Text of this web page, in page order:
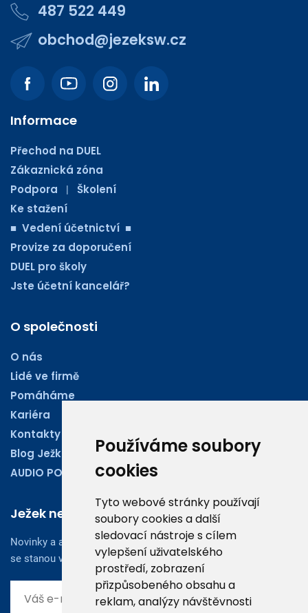
Používáme soubory
cookies
Tyto webové stránky používají
soubory cookies a další
sledovací nástroje s cílem
vylepšení uživatelského
prostředí, zobrazení
přizpůsobeného obsahu a
reklam, analýzy návštěvnosti
487 522 449
obchod@jezeksw.cz
Informace
Přechod na DUEL
Zákaznická zóna
Podpora
| Školení
Ke stažení
■ Vedení účetnictví ■
Provize za doporučení
DUEL pro školy
Jste účetní kancelář?
O společnosti
O nás
Lidé ve firmě
Pomáháme
Kariéra
Kontakty
Blog Ježkoviny
AUDIO PODCASTY
Ježek newsletter
Novinky a aktuality z oboru účetnictví, obchodu či legislativy
se stanou vaším dobrým rádcem.